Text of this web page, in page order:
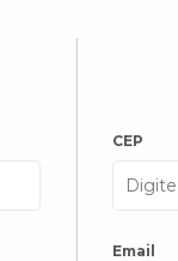
CEP
Email